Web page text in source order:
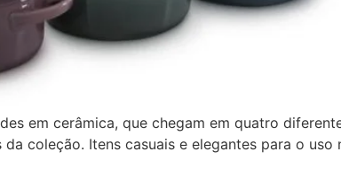
em cerâmica, que chegam em quatro
coleção. Itens casuais e elegantes para o uso